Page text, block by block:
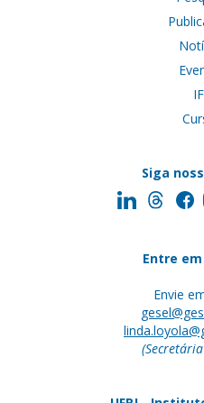
Siga
Entre
Envie